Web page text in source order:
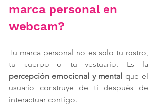
marca personal en
webcam?
Tu marca personal no es solo tu rostro,
percepción emocional y mental que el
usuario construye de ti después de
interactuar contigo.